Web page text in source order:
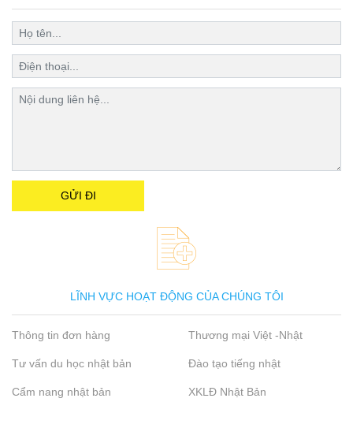
LĨNH VỰC HOẠT ĐỘNG CỦA CHÚNG TÔI
Thông tin đơn hàng Thương mại Việt -Nhật
Tư vấn du học nhật bản Đào tạo tiếng nhật
Cẩm nang nhật bản XKLĐ Nhật Bản